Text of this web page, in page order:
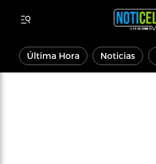
Última Hora Noticias